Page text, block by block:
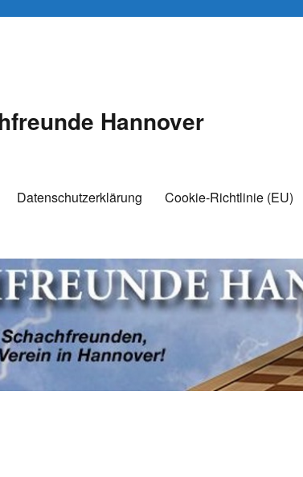
Hannover
Datenschutzerklärung Cookie-Richtlinie (EU)